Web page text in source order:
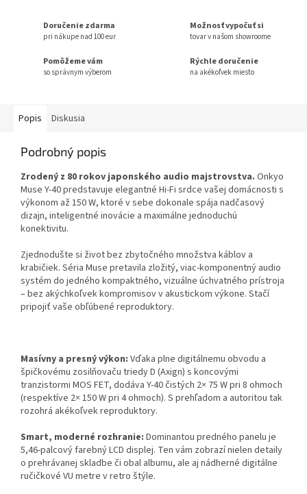
Doručenie zdarma
pri nákupe nad 100 eur
Možnosť vypočuť si
tovar v našom showroome
Pomôžeme vám
so správnym výberom
Rýchle doručenie
na akékoľvek miesto
Popis Diskusia
Podrobný popis
Zrodený z 80 rokov japonského audio majstrovstva. Onkyo
Muse Y-40 predstavuje elegantné Hi-Fi srdce vašej domácnosti s
výkonom až 150 W, ktoré v sebe dokonale spája nadčasový
dizajn, inteligentné inovácie a maximálne jednoduchú
konektivitu.
Zjednodušte si život bez zbytočného množstva káblov a
krabičiek. Séria Muse pretavila zložitý, viac-komponentný audio
systém do jedného kompaktného, vizuálne úchvatného prístroja
– bez akýchkoľvek kompromisov v akustickom výkone. Stačí
pripojiť vaše obľúbené reproduktory.
Masívny a presný výkon: Vďaka plne digitálnemu obvodu a
špičkovému zosilňovaču triedy D (Axign) s koncovými
tranzistormi MOS FET, dodáva Y-40 čistých 2× 75 W pri 8 ohmoch
(respektíve 2× 150 W pri 4 ohmoch). S prehľadom a autoritou tak
rozohrá akékoľvek reproduktory.
Smart, moderné rozhranie: Dominantou predného panelu je
5,46-palcový farebný LCD displej. Ten vám zobrazí nielen detaily
o prehrávanej skladbe či obal albumu, ale aj nádherné digitálne
ručičkové VU metre v retro štýle.